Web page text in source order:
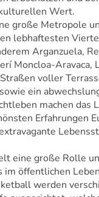
Wert.
große Metropole
lebhaftesten
Arganzuela,
Moncloa-Aravaca,
voller
ein
machen das
Erfahrungen
eine große Rolle
im öffentlichen
werden